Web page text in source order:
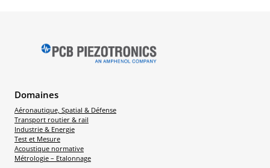
Domaines
Aéronautique, Spatial & Défense
Transport routier & rail
Industrie & Energie
Test et Mesure
Acoustique normative
Métrologie – Etalonnage